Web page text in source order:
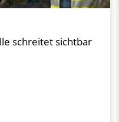
schreitet sichtbar